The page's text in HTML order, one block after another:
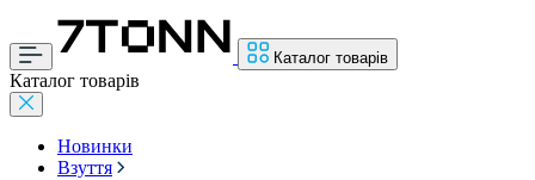
Каталог товарів
Каталог товарів
Новинки
Взуття